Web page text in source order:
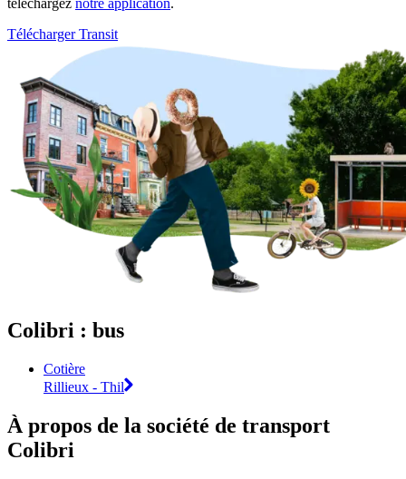
Télécharger Transit
Colibri : bus
Cotière
Rillieux - Thil
À propos de la société de transport
Colibri